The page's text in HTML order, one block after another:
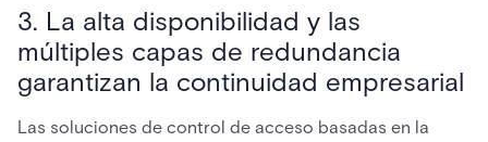
3. La alta disponibilidad y las
múltiples capas de redundancia
garantizan la continuidad empresarial
Las soluciones de control de acceso basadas en la